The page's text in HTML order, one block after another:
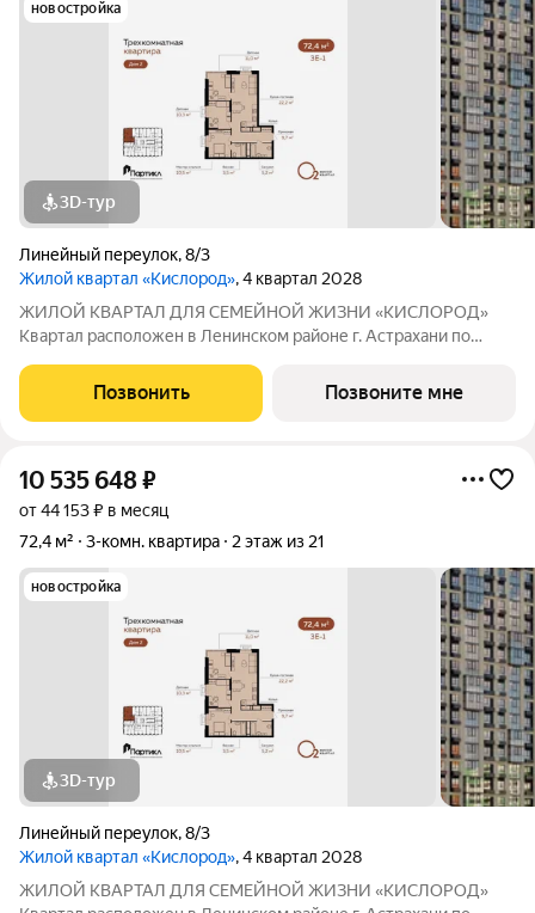
новостройка
3D-тур
Линейный переулок,8/3
Жилой квартал «Кислород», 4 квартал 2028
ЖИЛОЙ КВАРТАЛ ДЛЯ СЕМЕЙНОЙ ЖИЗНИ «КИСЛОРОД»
Квартал расположен в Ленинском районе г. Астрахани по
«Кислорода» сдается в III квартале 2026 года. Масштаб
проекта можно оценить уже сейчас в отделе продаж,
Позвонить Позвоните мне
10 535 648₽
от 44 153 ₽ в месяц
72,4 м²
3-комн. квартира 2 этаж из 21
новостройка
3D-тур
Линейный переулок,8/3
Жилой квартал «Кислород», 4 квартал 2028
ЖИЛОЙ КВАРТАЛ ДЛЯ СЕМЕЙНОЙ ЖИЗНИ «КИСЛОРОД»